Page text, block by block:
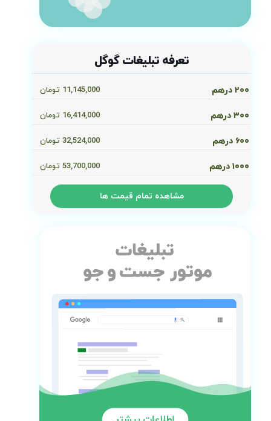
تعرفه تبلیغات گوگل
۲۰۰ درهم 11,145,000 تومان
۳۰۰ درهم 16,414,000 تومان
۶۰۰ درهم 32,524,000 تومان
۱۰۰۰ درهم 53,700,000 تومان
مشاهده تمام قیمت ها